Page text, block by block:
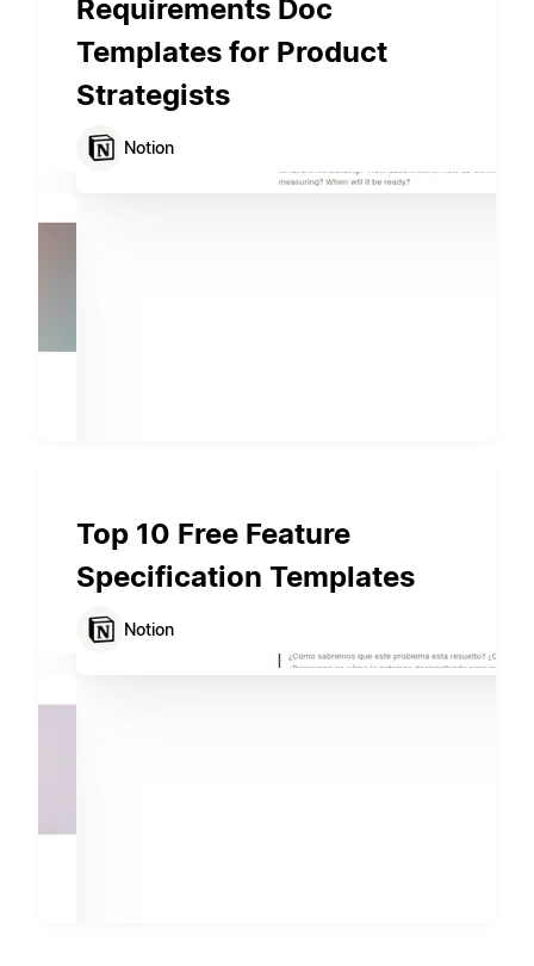
Requirements Doc
Templates for Product
Strategists
Notion
Top 10 Free Feature
Specification Templates
Notion